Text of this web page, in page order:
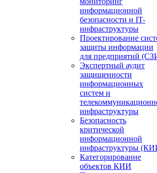
информационной
безопасности и IT-
инфраструктуры
Проектирование
защиты информации
для предприятий
Экспертный аудит
защищенности
информационных
систем и
инфраструктуры
Безопасность
критической
информационной
инфраструктуры
Категорирование
объектов КИИ